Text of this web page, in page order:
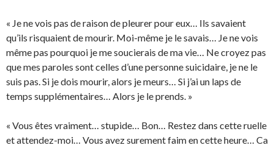
« Je ne vois pas de raison de pleurer pour eux… Ils savaient
qu’ils risquaient de mourir. Moi-même je le savais… Je ne vois
même pas pourquoi je me soucierais de ma vie… Ne croyez pas
que mes paroles sont celles d’une personne suicidaire, je ne le
suis pas. Si je dois mourir, alors je meurs… Si j’ai un laps de
temps supplémentaires… Alors je le prends. »
« Vous êtes vraiment… stupide… Bon… Restez dans cette ruelle
et attendez-moi… Vous avez surement faim en cette heure… Ca